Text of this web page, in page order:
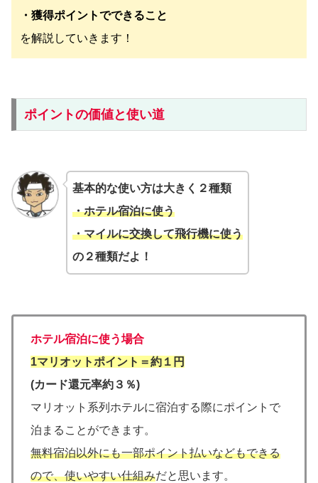
・獲得ポイントでできること
を解説していきます！
ポイントの価値と使い道
基本的な使い方は大きく２種類
・ホテル宿泊に使う
・マイルに交換して飛行機に使う
の２種類だよ！
ホテル宿泊に使う場合
1マリオットポイント＝約１円
(カード還元率約３％)
マリオット系列ホテルに宿泊する際にポイントで
泊まることができます。
無料宿泊以外にも一部ポイント払いなどもできる
ので、使いやすい仕組みだと思います。